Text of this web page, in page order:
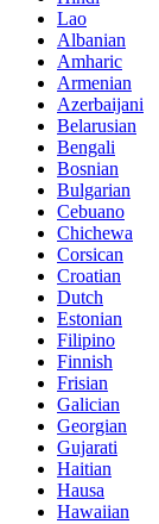
Lao
Albanian
Amharic
Armenian
Azerbaijani
Belarusian
Bengali
Bosnian
Bulgarian
Cebuano
Chichewa
Corsican
Croatian
Dutch
Estonian
Filipino
Finnish
Frisian
Galician
Georgian
Gujarati
Haitian
Hausa
Hawaiian